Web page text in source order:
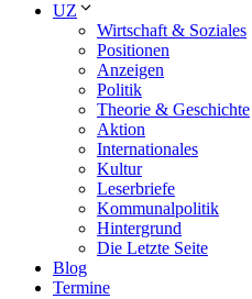
UZ
Wirtschaft & Soziales
Positionen
Anzeigen
Politik
Theorie & Geschichte
Aktion
Internationales
Kultur
Leserbriefe
Kommunalpolitik
Hintergrund
Die Letzte Seite
Blog
Termine